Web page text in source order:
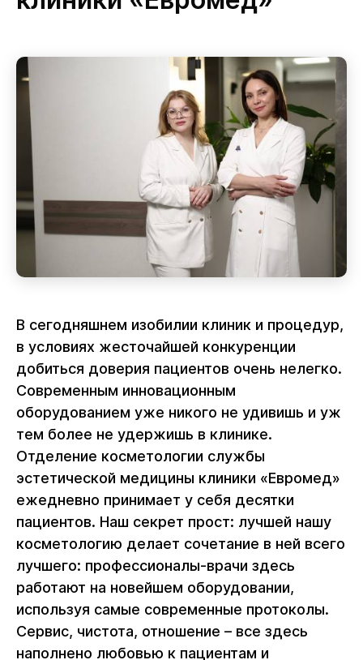
В сегодняшнем изобилии клиник и процедур,
в условиях жесточайшей конкуренции
добиться доверия пациентов очень нелегко.
Современным инновационным
оборудованием уже никого не удивишь и уж
тем более не удержишь в клинике.
Отделение косметологии службы
эстетической медицины клиники «Евромед»
ежедневно принимает у себя десятки
пациентов. Наш секрет прост: лучшей нашу
косметологию делает сочетание в ней всего
лучшего: профессионалы-врачи здесь
работают на новейшем оборудовании,
используя самые современные протоколы.
Сервис, чистота, отношение – все здесь
наполнено любовью к пациентам и